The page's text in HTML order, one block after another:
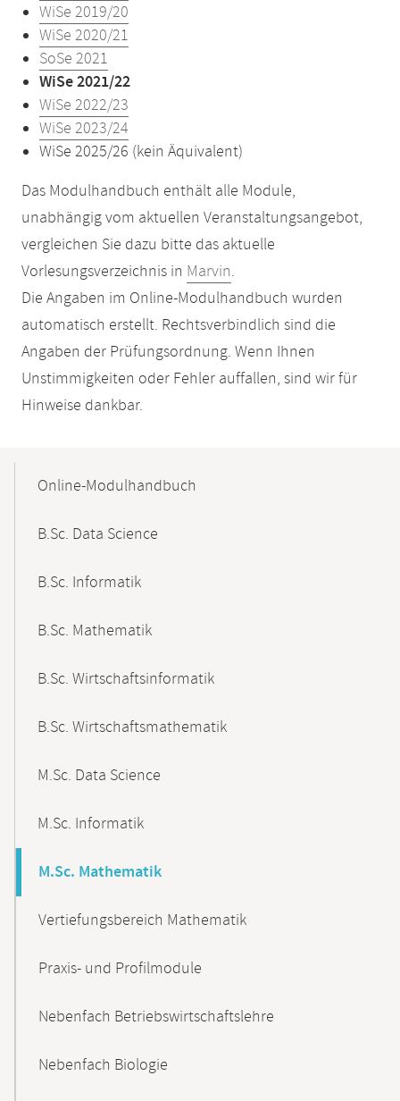
WiSe 2019/20
WiSe 2020/21
SoSe 2021
WiSe 2021/22
WiSe 2022/23
WiSe 2023/24
WiSe 2025/26 (kein Äquivalent)
Das Modulhandbuch enthält alle Module,
unabhängig vom aktuellen Veranstaltungsangebot,
vergleichen Sie dazu bitte das aktuelle
Vorlesungsverzeichnis in Marvin.
Die Angaben im Online-Modulhandbuch wurden
automatisch erstellt. Rechtsverbindlich sind die
Angaben der Prüfungsordnung. Wenn Ihnen
Unstimmigkeiten oder Fehler auffallen, sind wir für
Hinweise dankbar.
NavigationOnline-Modulhandbuch
B.Sc. Data Science
B.Sc. Informatik
B.Sc. Mathematik
B.Sc. Wirtschaftsinformatik
B.Sc. Wirtschaftsmathematik
M.Sc. Data Science
M.Sc. Informatik
M.Sc. Mathematik
Vertiefungsbereich Mathematik
Praxis- und Profilmodule
Nebenfach Betriebswirtschaftslehre
Nebenfach Biologie